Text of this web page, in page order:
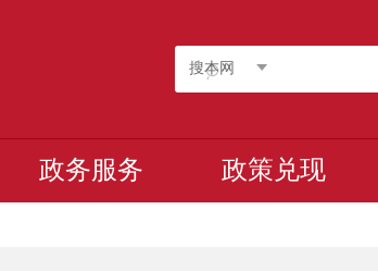
搜本网
政务服务 政策兑现